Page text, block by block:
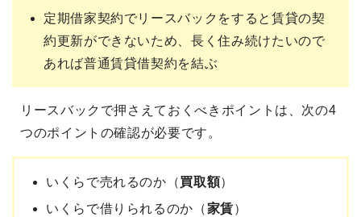
定期借家契約でリースバックをすると賃貸の契
約更新ができないため、長く住み続けたいので
あれば普通賃貸借契約を結ぶ
リースバックで押さえておくべきポイントは、次の4
つのポイントの確認が必要です。
いくらで売れるのか（買取額）
いくらで借りられるのか（家賃）